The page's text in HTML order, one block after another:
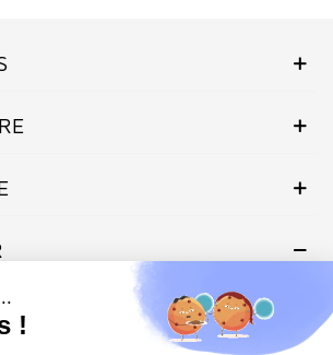
à notre Newsletter et recevez en
flashs, promotions et actualités.